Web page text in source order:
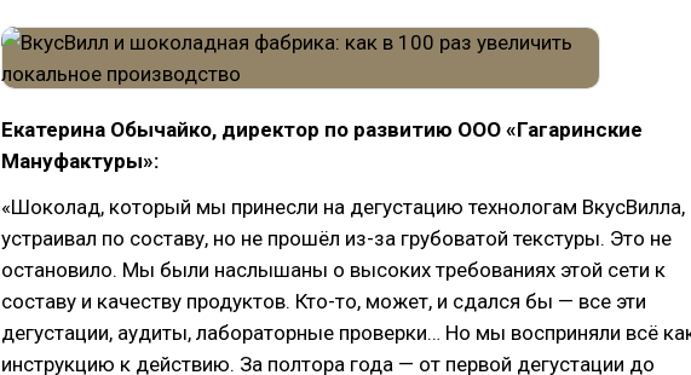
Екатерина Обычайко, директор по развитию ООО «Гагаринские
Мануфактуры»:
«Шоколад, который мы принесли на дегустацию технологам ВкусВилла,
устраивал по составу, но не прошёл из-за грубоватой текстуры. Это не
остановило. Мы были наслышаны о высоких требованиях этой сети к
составу и качеству продуктов. Кто-то, может, и сдался бы — все эти
дегустации, аудиты, лабораторные проверки… Но мы восприняли всё
инструкцию к действию. За полтора года — от первой дегустации до